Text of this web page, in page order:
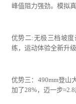
峰值阻力强劲。模拟
优势二:无极三档坡
练，运动体验全新升级
优势三：490mm登山
加了28%，迈一步